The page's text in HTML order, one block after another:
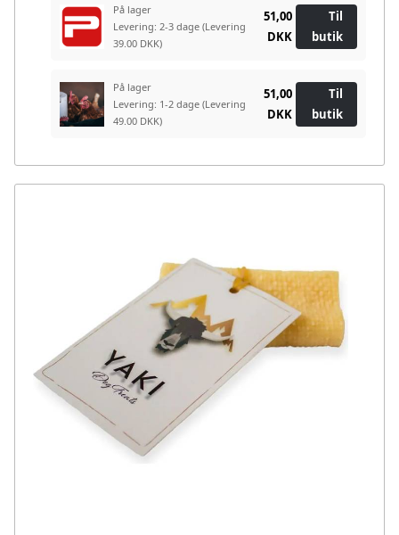
På lager
Levering: 2-3 dage (Levering
39.00 DKK)
51,00
DKK
Til
butik
På lager
Levering: 1-2 dage (Levering
49.00 DKK)
51,00
DKK
Til
butik